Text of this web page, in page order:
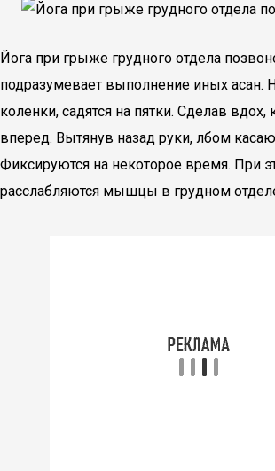
Йога при грыже грудного отдела
подразумевает выполнение иных асан.
коленки, садятся на пятки. Сделав вдох,
вперед. Вытянув назад руки, лбом
Фиксируются на некоторое время. При
расслабляются мышцы в грудном